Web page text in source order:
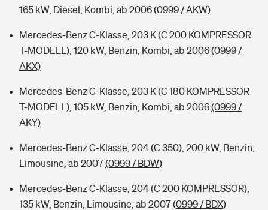
165 kW, Diesel, Kombi, ab 2006(0999 / AKW)
Mercedes-Benz C-Klasse, 203 K (C 200 KOMPRESSOR
T-MODELL), 120 kW, Benzin, Kombi, ab 2006(0999 /
AKX)
Mercedes-Benz C-Klasse, 203 K (C 180 KOMPRESSOR
T-MODELL), 105 kW, Benzin, Kombi, ab 2006(0999 /
AKY)
Mercedes-Benz C-Klasse, 204 (C 350), 200 kW, Benzin,
Limousine, ab 2007(0999 / BDW)
Mercedes-Benz C-Klasse, 204 (C 200 KOMPRESSOR),
135 kW, Benzin, Limousine, ab 2007(0999 / BDX)